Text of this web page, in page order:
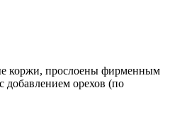
коржи, прослоены фирменным
добавлением орехов (по